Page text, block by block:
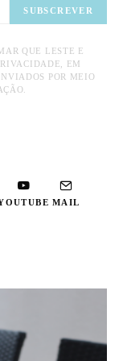
SUBSCREVER
QUE LESTE E
EM
POR MEIO
MAIL